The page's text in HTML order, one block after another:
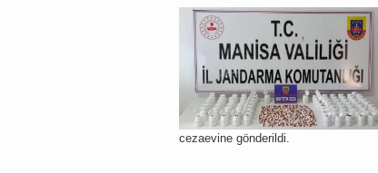
cezaevine gönderildi.